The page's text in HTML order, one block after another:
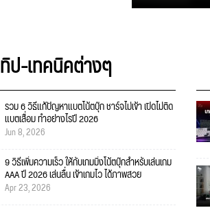
ทิป-เทคนิคต่างๆ
รวม 6 วิธีแก้ปัญหาแบตโน้ตบุ๊ก ชาร์จไม่เข้า เปิดไม่ติด
แบตเสื่อม ทำอย่างไรปี 2026
Jun 8, 2026
9 วิธีเพิ่มความเร็ว ให้กับเกมมิ่งโน้ตบุ๊กสำหรับเล่นเกม
AAA ปี 2026 เล่นลื่น เข้าเกมไว ได้ภาพสวย
Apr 23, 2026